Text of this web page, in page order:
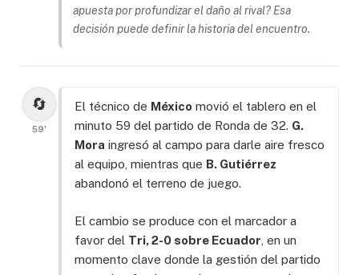
apuesta por profundizar el daño al rival? Esa
decisión puede definir la historia del encuentro.
🔄
59'
El técnico de México movió el tablero en el
minuto 59 del partido de Ronda de 32. G.
Mora ingresó al campo para darle aire fresco
al equipo, mientras que B. Gutiérrez
abandonó el terreno de juego.
El cambio se produce con el marcador a
favor del Tri, 2-0 sobre Ecuador , en un
momento clave donde la gestión del partido